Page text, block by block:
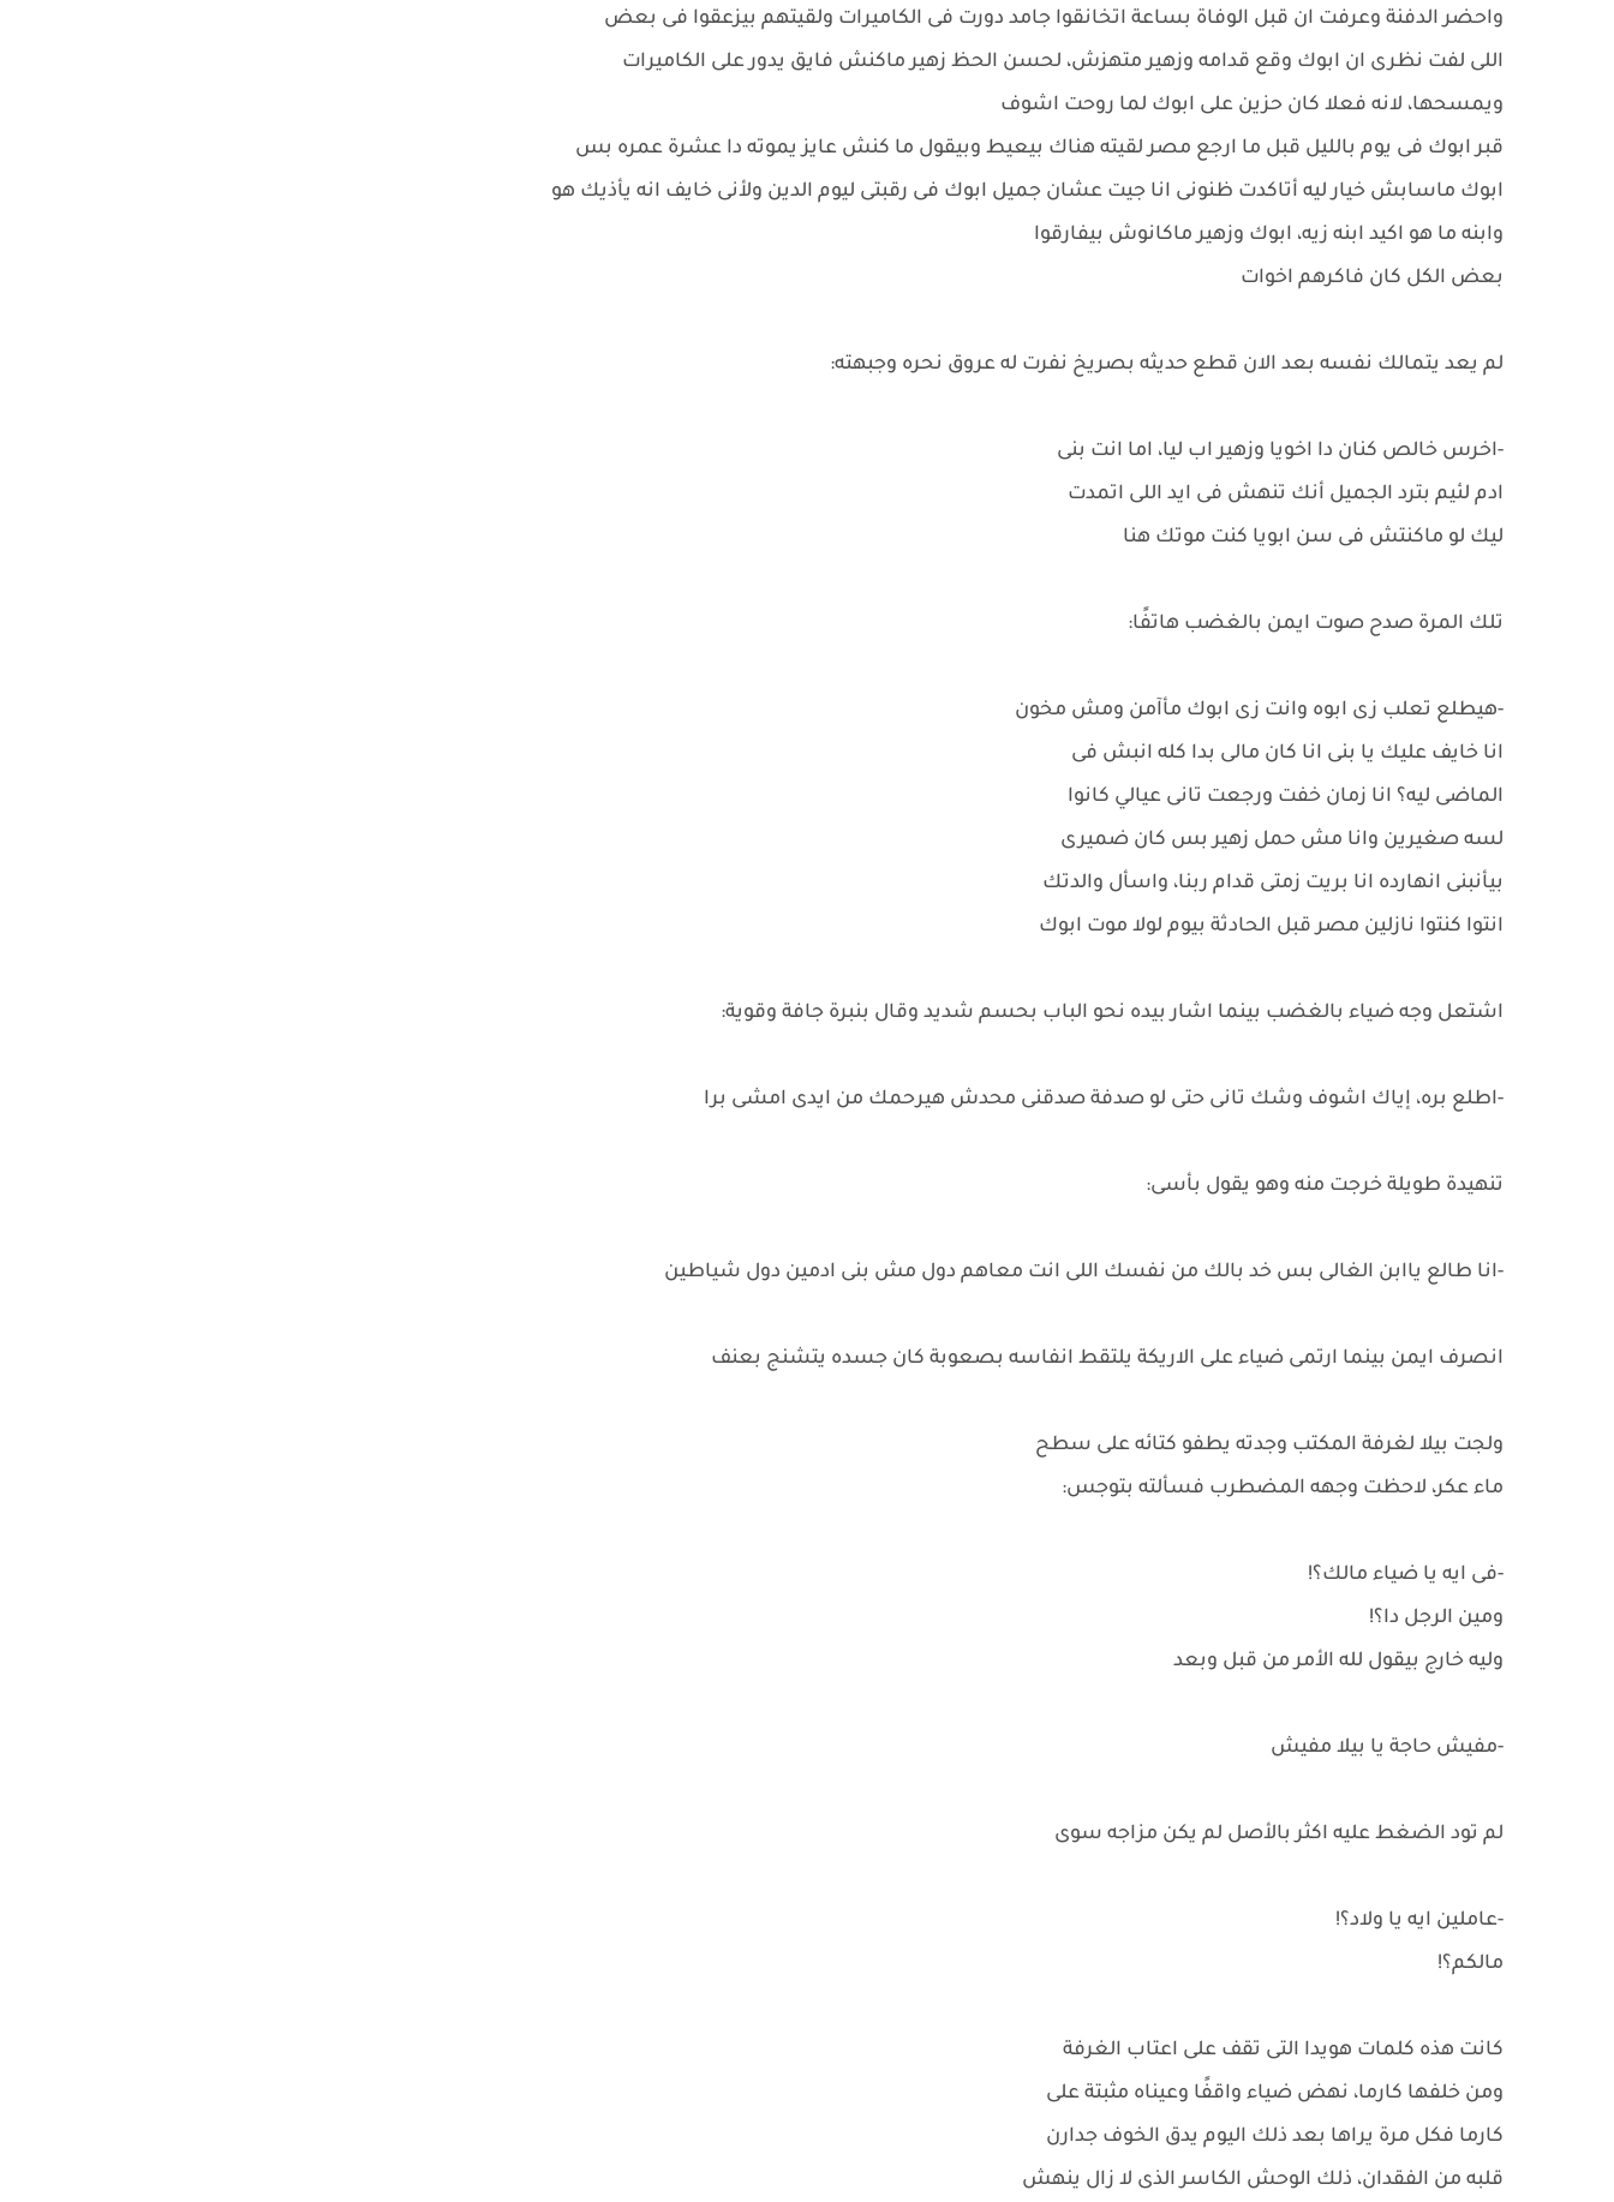
واحضر الدفنة وعرفت ان قبل الوفاة بساعة اتخانقوا جامد دورت فى الكاميرات ولقيتهم بيزعقوا فى بعض
اللى لفت نظرى ان ابوك وقع قدامه وزهير متهزش، لحسن الحظ زهير ماكنش فايق يدور على الكاميرات
ويمسحها، لانه فعلا كان حزين على ابوك لما روحت اشوف
قبر ابوك فى يوم بالليل قبل ما ارجع مصر لقيته هناك بيعيط وبيقول ما كنش عايز يموته دا عشرة عمره بس
ابوك ماسابش خيار ليه أتاكدت ظنونى انا جيت عشان جميل ابوك فى رقبتى ليوم الدين ولأنى خايف انه يأذيك هو
وابنه ما هو اكيد ابنه زيه، ابوك وزهير ماكانوش بيفارقوا
بعض الكل كان فاكرهم اخوات
لم يعد يتمالك نفسه بعد الان قطع حديثه بصريخ نفرت له عروق نحره وجبهته:
-اخرس خالص كنان دا اخويا وزهير اب ليا، اما انت بنى
ادم لئيم بترد الجميل أنك تنهش فى ايد اللى اتمدت
ليك لو ماكنتش فى سن ابويا كنت موتك هنا
تلك المرة صدح صوت ايمن بالغضب هاتفًا:
-هيطلع تعلب زى ابوه وانت زى ابوك مأآمن ومش مخون
انا خايف عليك يا بنى انا كان مالى بدا كله انبش فى
الماضى ليه؟ انا زمان خفت ورجعت تانى عيالي كانوا
لسه صغيرين وانا مش حمل زهير بس كان ضميرى
بيأنبنى انهارده انا بريت زمتى قدام ربنا، واسأل والدتك
انتوا كنتوا نازلين مصر قبل الحادثة بيوم لولا موت ابوك
اشتعل وجه ضياء بالغضب بينما اشار بيده نحو الباب بحسم شديد وقال بنبرة جافة وقوية:
-اطلع بره، إياك اشوف وشك تانى حتى لو صدفة صدقنى محدش هيرحمك من ايدى امشى برا
تنهيدة طويلة خرجت منه وهو يقول بأسى:
-انا طالع ياابن الغالى بس خد بالك من نفسك اللى انت معاهم دول مش بنى ادمين دول شياطين
انصرف ايمن بينما ارتمى ضياء على الاريكة يلتقط انفاسه بصعوبة كان جسده يتشنج بعنف
ولجت بيلا لغرفة المكتب وجدته يطفو كتائه على سطح
ماء عكر، لاحظت وجهه المضطرب فسألته بتوجس:
-فى ايه يا ضياء مالك؟!
ومين الرجل دا؟!
وليه خارج بيقول لله الأمر من قبل وبعد
-مفيش حاجة يا بيلا مفيش
لم تود الضغط عليه اكثر بالأصل لم يكن مزاجه سوى
-عاملين ايه يا ولاد؟!
مالكم؟!
كانت هذه كلمات هويدا التى تقف على اعتاب الغرفة
ومن خلفها كارما، نهض ضياء واقفًا وعيناه مثبتة على
كارما فكل مرة يراها بعد ذلك اليوم يدق الخوف جدارن
قلبه من الفقدان، ذلك الوحش الكاسر الذى لا زال ينهش